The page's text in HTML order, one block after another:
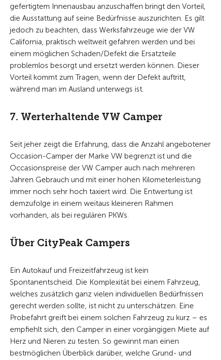
gefertigtem Innenausbau anzuschaffen bringt den Vorteil,
die Ausstattung auf seine Bedürfnisse auszurichten. Es gilt
jedoch zu beachten, dass Werksfahrzeuge wie der VW
California, praktisch weltweit gefahren werden und bei
einem möglichen Schaden/Defekt die Ersatzteile
problemlos besorgt und ersetzt werden können. Dieser
Vorteil kommt zum Tragen, wenn der Defekt auftritt,
während man im Ausland unterwegs ist.
7. Werterhaltende VW Camper
Seit jeher zeigt die Erfahrung, dass die Anzahl angebotener
Occasion-Camper der Marke VW begrenzt ist und die
Occasionspreise der VW Camper auch nach mehreren
Jahren Gebrauch und mit einer hohen Kilometerleistung
immer noch sehr hoch taxiert wird. Die Entwertung ist
demzufolge in einem weitaus kleineren Rahmen
vorhanden, als bei regulären PKWs.
Über CityPeak Campers
Ein Autokauf und Freizeitfahrzeug ist kein
Spontanentscheid. Die Komplexität bei einem Fahrzeug,
welches zusätzlich ganz vielen individuellen Bedürfnissen
gerecht werden sollte, ist nicht zu unterschätzen. Eine
Probefahrt greift bei einem solchen Fahrzeug zu kurz – es
empfiehlt sich, den Camper in einer vorgängigen Miete auf
Herz und Nieren zu testen. So gewinnt man einen
bestmöglichen Überblick darüber, welche Grund- und